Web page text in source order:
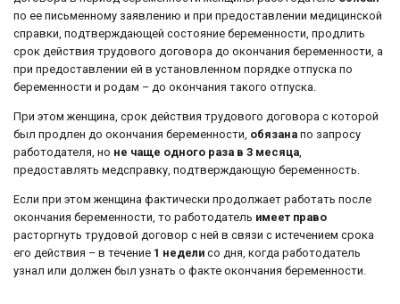
по ее письменному заявлению и при предоставлении медицинской
справки, подтверждающей состояние беременности, продлить
срок действия трудового договора до окончания беременности, а
при предоставлении ей в установленном порядке отпуска по
беременности и родам – до окончания такого отпуска.
При этом женщина, срок действия трудового договора с которой
был продлен до окончания беременности, обязана по запросу
работодателя, но не чаще одного раза в 3 месяца
предоставлять медсправку, подтверждающую беременность.
Если при этом женщина фактически продолжает работать после
окончания беременности, то работодатель имеет право
расторгнуть трудовой договор с ней в связи с истечением срока
его действия – в течение 1 недели со дня, когда работодатель
узнал или должен был узнать о факте окончания беременности.